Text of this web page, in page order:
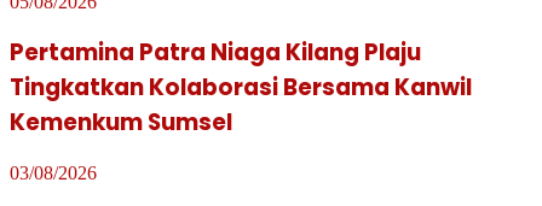
Pertamina Patra Niaga Kilang Plaju
Tingkatkan Kolaborasi Bersama Kanwil
Kemenkum Sumsel
03/08/2026